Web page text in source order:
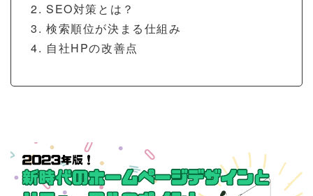
SEO対策とは？
検索順位が決まる仕組み
自社HPの改善点